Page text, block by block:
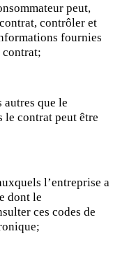
peut,
contrôler et
fournies
contrat;
autres que le
le contrat peut être
l’entreprise a
dont le
ces codes de